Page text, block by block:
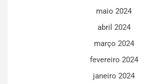
maio 2024
abril 2024
março 2024
fevereiro 2024
janeiro 2024